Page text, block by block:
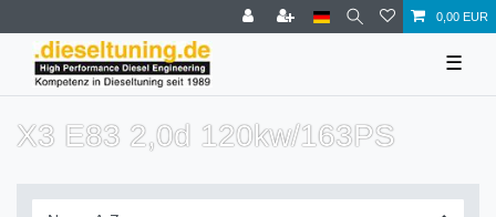
0,00 EUR
☰
X3 E83 2,0d 120kw/163PS